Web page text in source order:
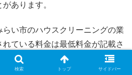
あります。
らい市のハウスクリーニングの業
ている料金は最低料金が記載さ
す。
検索 トップ サイドバー